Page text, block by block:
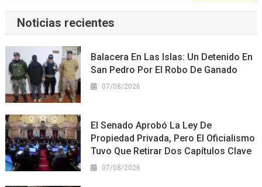
Noticias recientes
Balacera En Las Islas: Un Detenido En
San Pedro Por El Robo De Ganado
07/08/2026
El Senado Aprobó La Ley De
Propiedad Privada, Pero El Oficialismo
Tuvo Que Retirar Dos Capítulos Clave
07/08/2026